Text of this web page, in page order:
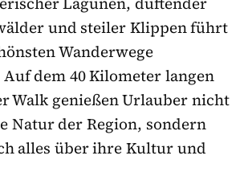
und steiler Klippen führt
Wanderwege
dem 40 Kilometer langen
Walk genießen Urlauber nicht
Natur der Region, sondern
alles über ihre Kultur und